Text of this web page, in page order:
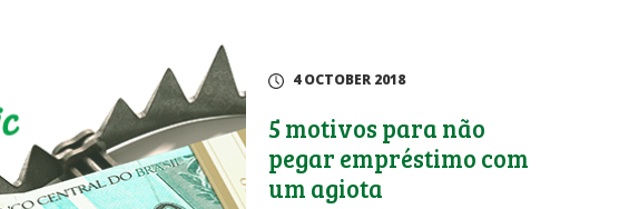
4 OCTOBER 2018
5 motivos para não
pegar empréstimo com
um agiota